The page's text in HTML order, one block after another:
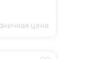
цена